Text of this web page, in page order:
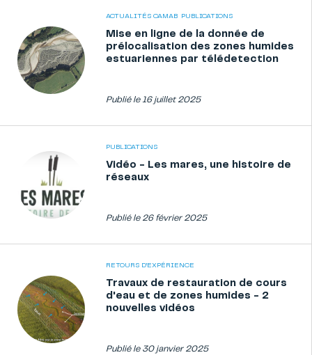
ACTUALITÉS CAMAB PUBLICATIONS
Mise en ligne de la donnée de
prélocalisation des zones humides
estuariennes par télédetection
Publié le 16 juillet 2025
PUBLICATIONS
Vidéo - Les mares, une histoire de
réseaux
Publié le 26 février 2025
RETOURS D'EXPÉRIENCE
Travaux de restauration de cours
d'eau et de zones humides - 2
nouvelles vidéos
Publié le 30 janvier 2025